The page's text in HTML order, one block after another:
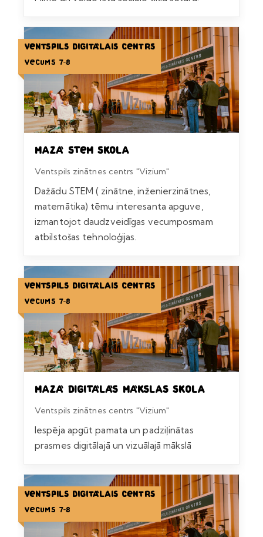
Ventspils Digitālais centrs
Vecums 7-8
Mazā STEM skola
Ventspils zinātnes centrs "Vizium"
Dažādu STEM ( zinātne, inženierzinātnes,
matemātika) tēmu interesanta apguve,
izmantojot daudzveidīgas vecumposmam
atbilstošas tehnoloģijas.
Ventspils Digitālais centrs
Vecums 7-8
Mazā digitālās mākslas skola
Ventspils zinātnes centrs "Vizium"
Iespēja apgūt pamata un padziļinātas
prasmes digitālajā un vizuālajā mākslā
Ventspils Digitālais centrs
Vecums 7-8